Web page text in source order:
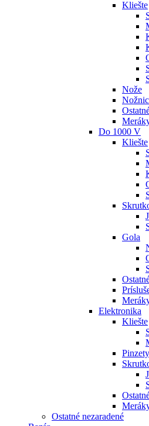
Kliešte
Nože
Do 1000 V
Kliešte
Gola
Elektronika
Kliešte
Pinzety
Ostatné nezaradené